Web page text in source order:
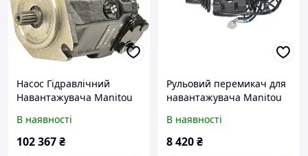
Насос Гідравлічний
Навантажувача Manitou
В наявності
102 367₴
Рульовий перемикач для
навантажувача Manitou
В наявності
8 420₴